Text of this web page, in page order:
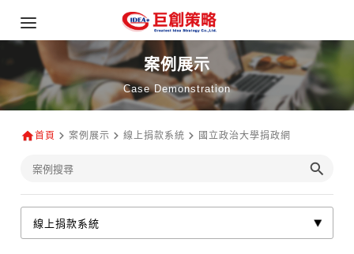
案例展示
Case Demonstration
首頁 案例展示 線上捐款系統 國立政治大學捐政網